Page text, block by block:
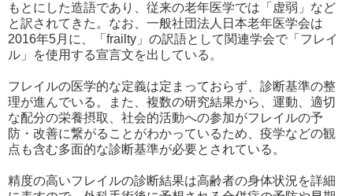
もとにした造語であり、従来の老年医学では「虚弱」など
と訳されてきた。なお、一般社団法人日本老年医学会は
2016年5月に、「frailty」の訳語として関連学会で「フレイ
ル」を使用する宣言文を出している。
フレイルの医学的な定義は定まっておらず、診断基準の整
理が進んでいる。また、複数の研究結果から、運動、適切
な配分の栄養摂取、社会的活動への参加がフレイルの予
防・改善に繋がることがわかっているため、疫学などの観
点も含む多面的な診断基準が必要とされている。
精度の高いフレイルの診断結果は高齢者の身体状況を詳細